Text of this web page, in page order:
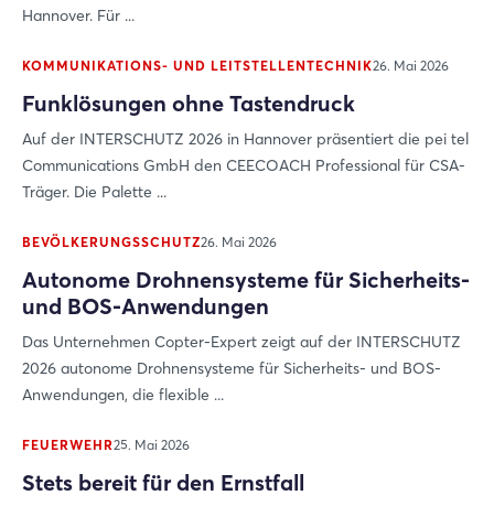
Hannover. Für ...
KOMMUNIKATIONS- UND LEITSTELLENTECHNIK26. Mai 2026
Funklösungen ohne Tastendruck
Auf der INTERSCHUTZ 2026 in Hannover präsentiert die pei tel
Communications GmbH den CEECOACH Professional für CSA-
Träger. Die Palette ...
BEVÖLKERUNGSSCHUTZ26. Mai 2026
Autonome Drohnensysteme für Sicherheits-
und BOS-Anwendungen
Das Unternehmen Copter-Expert zeigt auf der INTERSCHUTZ
2026 autonome Drohnensysteme für Sicherheits- und BOS-
Anwendungen, die flexible ...
FEUERWEHR25. Mai 2026
Stets bereit für den Ernstfall